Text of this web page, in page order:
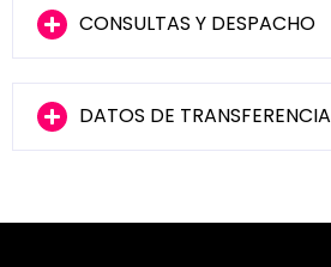
CONSULTAS Y DESPACHO
DATOS DE TRANSFERENCIA